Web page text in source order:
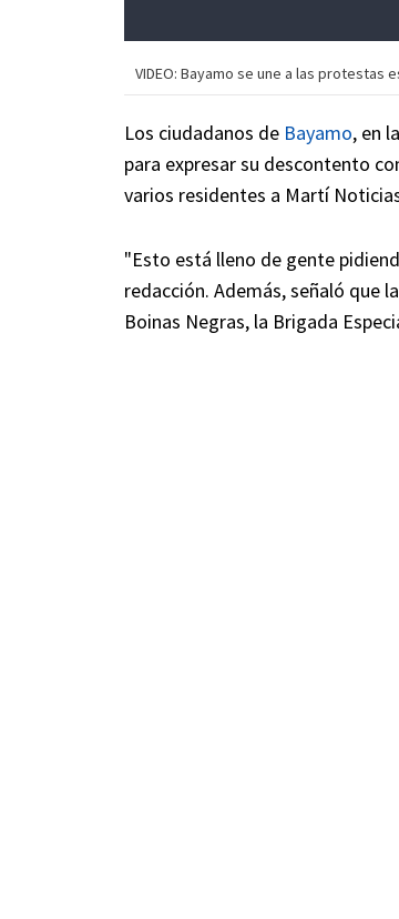
VIDEO: Bayamo se une a las
Los ciudadanos de Bayamo, en
para expresar su descontento
varios residentes a Martí
"Esto está lleno de gente
redacción. Además, señaló que
Boinas Negras, la Brigada